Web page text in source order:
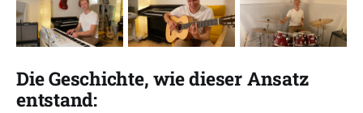
Die Geschichte, wie dieser Ansatz
entstand: